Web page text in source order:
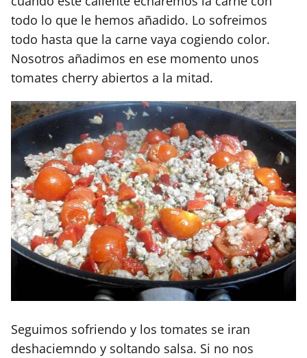
todo lo que le hemos añadido. Lo sofreimos
todo hasta que la carne vaya cogiendo color.
Nosotros añadimos en ese momento unos
tomates cherry abiertos a la mitad.
Seguimos sofriendo y los tomates se iran
deshaciemndo y soltando salsa. Si no nos